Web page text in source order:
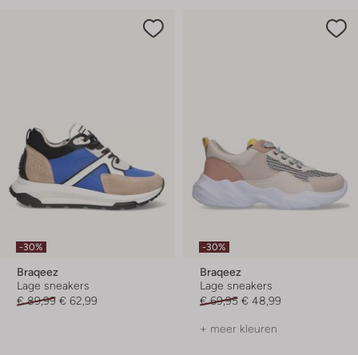
-30%
Braqeez
Lage sneakers
€ 89,99 € 62,99
-30%
Braqeez
Lage sneakers
€ 69,95 € 48,99
+ meer kleuren